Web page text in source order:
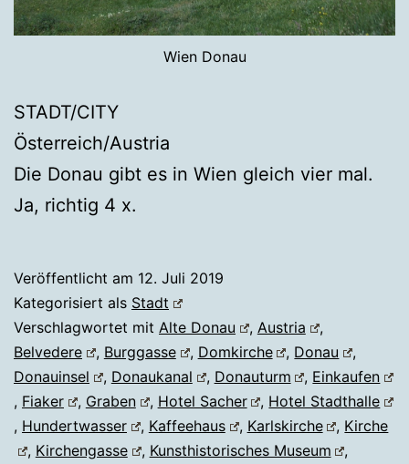
Wien Donau
STADT/CITY
Österreich/Austria
Die Donau gibt es in Wien gleich vier mal.
Ja, richtig 4 x.
Veröffentlicht am 12. Juli 2019
Kategorisiert als Stadt
Verschlagwortet mit Alte Donau , Austria
,
Belvedere
, Burggasse , Domkirche , Donau
,
Donauinsel
, Donaukanal , Donauturm , Einkaufen
, Fiaker , Graben , Hotel Sacher , Hotel Stadthalle
, Hundertwasser , Kaffeehaus , Karlskirche , Kirche
, Kirchengasse , Kunsthistorisches Museum
,